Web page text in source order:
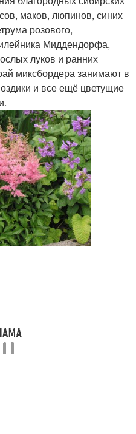
маков, люпинов, синих
розового,
Миддендорфа,
луков и ранних
миксбордера занимают в
и все ещё цветущие